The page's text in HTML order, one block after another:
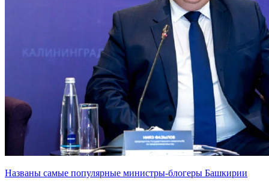
Названы самые популярные министры-блогеры Башкирии